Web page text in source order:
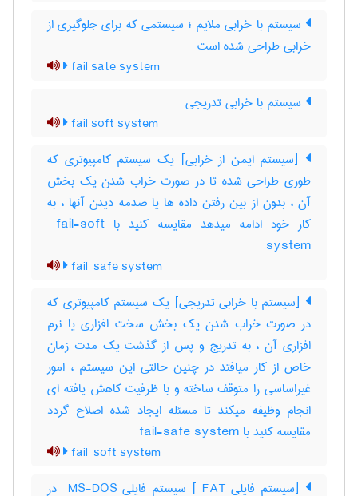
سیستم با خرابی ملایم ؛ سیستمی که برای جلوگیری از
خرابی طراحی شده است
fail sate system
سیستم با خرابی تدریجی
fail soft system
[سیستم ایمن از خرابی] یک سیستم کامپیوتری که
طوری طراحی شده تا در صورت خراب شدن یک بخش
آن ، بدون از بین رفتن داده ها یا صدمه دیدن آنها ، به
کار خود ادامه میدهد مقایسه کنید با ‎ fail-soft
system
fail-safe system
[سیستم با خرابی تدریجی] یک سیستم کامپیوتری که
در صورت خراب شدن یک بخش سخت افزاری یا نرم
افزاری آن ، به تدریج و پس از گذشت یک مدت زمان
خاص از کار میافتد در چنین حالتی این سیستم ، امور
غیراساسی را متوقف ساخته و با ظرفیت کاهش یافته ای
انجام وظیفه میکند تا مسئله ایجاد شده اصلاح گردد
مقایسه کنید با ‎ fail-safe system
fail-soft system
[سیستم فایلی ‎ FAT] سیستم فایلی ‎ MS-DOS در